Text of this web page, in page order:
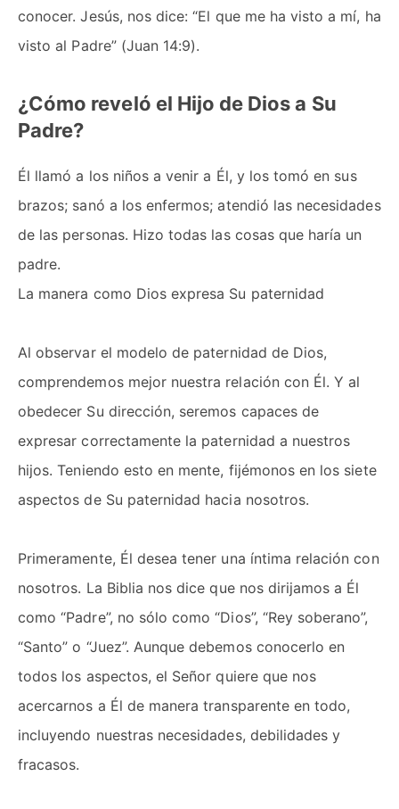
conocer. Jesús, nos dice: “El que me ha visto a mí, ha
visto al Padre” (Juan 14:9).
¿Cómo reveló el Hijo de Dios a Su
Padre?
Él llamó a los niños a venir a Él, y los tomó en sus
brazos; sanó a los enfermos; atendió las necesidades
de las personas. Hizo todas las cosas que haría un
padre.
La manera como Dios expresa Su paternidad
Al observar el modelo de paternidad de Dios,
comprendemos mejor nuestra relación con Él. Y al
obedecer Su dirección, seremos capaces de
expresar correctamente la paternidad a nuestros
hijos. Teniendo esto en mente, fijémonos en los siete
aspectos de Su paternidad hacia nosotros.
Primeramente, Él desea tener una íntima relación con
nosotros. La Biblia nos dice que nos dirijamos a Él
como “Padre”, no sólo como “Dios”, “Rey soberano”,
“Santo” o “Juez”. Aunque debemos conocerlo en
todos los aspectos, el Señor quiere que nos
acercarnos a Él de manera transparente en todo,
incluyendo nuestras necesidades, debilidades y
fracasos.